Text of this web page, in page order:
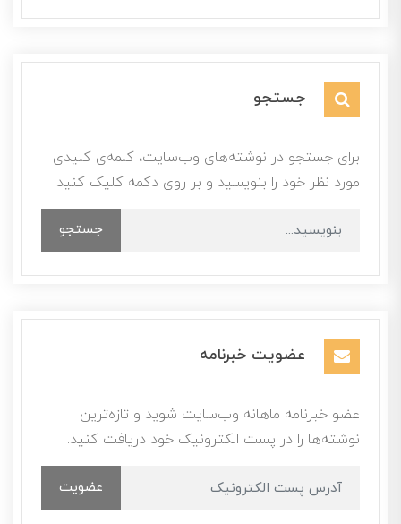
جستجو
برای جستجو در نوشته‌های وب‌سایت، کلمه‌ی کلیدی
مورد نظر خود را بنویسید و بر روی دکمه کلیک کنید.
جستجو
عضویت خبرنامه
عضو خبرنامه ماهانه وب‌سایت شوید و تازه‌ترین
نوشته‌ها را در پست الکترونیک خود دریافت کنید.
عضویت